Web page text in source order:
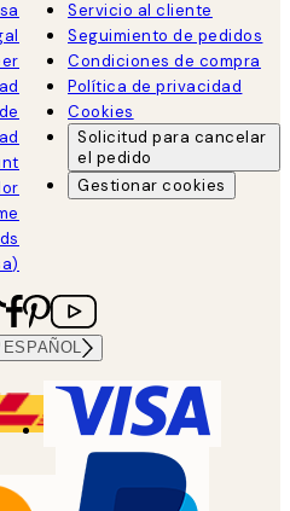
Servicio al cliente
Seguimiento de pedidos
Condiciones de compra
Política de privacidad
Cookies
Solicitud para cancelar
el pedido
Gestionar cookies
ESPAÑOL